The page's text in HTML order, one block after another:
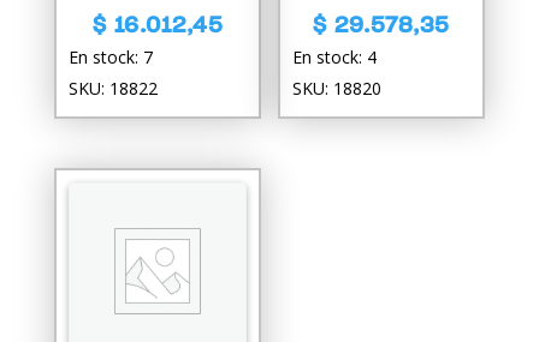
$16.012,45
En stock: 7
SKU: 18822
$29.578,35
En stock: 4
SKU: 18820